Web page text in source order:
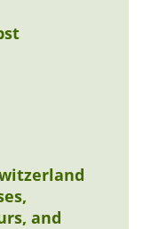
and